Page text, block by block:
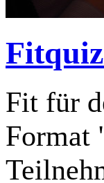
Fit für
Format